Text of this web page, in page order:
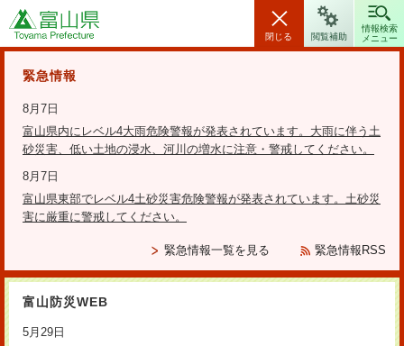
富山県
閉じる 閲覧補助
情報検索
メニュー
緊急情報
8月7日
富山県内にレベル4大雨危険警報が発表されています。大雨に伴う土
砂災害、低い土地の浸水、河川の増水に注意・警戒してください。
8月7日
富山県東部でレベル4土砂災害危険警報が発表されています。土砂災
害に厳重に警戒してください。
緊急情報一覧を見る 緊急情報RSS
富山防災WEB
5月29日
テーマから探す
平成29年度北陸新幹線鉄道騒音調
査結果について